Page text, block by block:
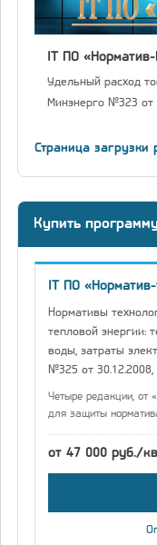
IT ПО
Удельный расход
Минэнерго №323 от
Страница
Купить
IT ПО «Норматив-
Нормативы
тепловой энергии:
воды, затраты
№325 от 30.12.2008,
Четыре редакции, от
для защиты
от 47 000 руб./